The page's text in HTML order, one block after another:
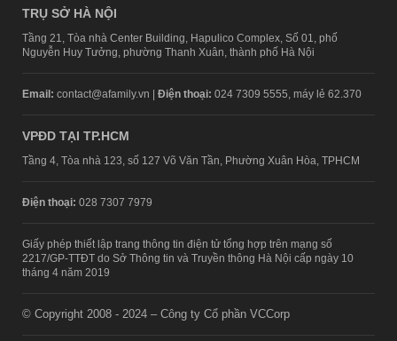
TRỤ SỞ HÀ NỘI
Tầng 21, Tòa nhà Center Building, Hapulico Complex, Số 01, phố
Nguyễn Huy Tưởng, phường Thanh Xuân, thành phố Hà Nội
Email: contact@afamily.vn | Điện thoại: 024 7309 5555, máy lẻ 62.370
VPĐD TẠI TP.HCM
Tầng 4, Tòa nhà 123, số 127 Võ Văn Tần, Phường Xuân Hòa, TPHCM
Điện thoại: 028 7307 7979
Giấy phép thiết lập trang thông tin điện tử tổng hợp trên mạng số
2217/GP-TTĐT do Sở Thông tin và Truyền thông Hà Nội cấp ngày 10
tháng 4 năm 2019
© Copyright 2008 - 2024 – Công ty Cổ phần VCCorp